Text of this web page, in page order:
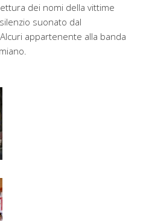
dei nomi della vittime
suonato dal
appartenente alla banda